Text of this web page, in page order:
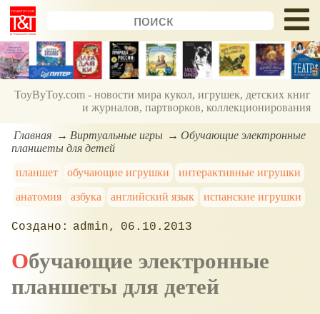
ToyByToy.com - новости мира кукол, игрушек, детских книг
и журналов, партворков, коллекционирования
Главная Виртуальные игры
Обучающие электронные
планшеты для детей
планшет
обучающие игрушки
интерактивные игрушки
анатомия
азбука английский язык испанские игрушки
admin 06.10.2013
Обучающие электронные
планшеты для детей